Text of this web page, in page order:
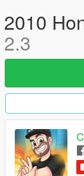
2010
2.3